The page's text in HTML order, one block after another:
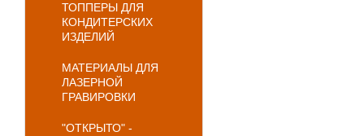
ТОППЕРЫ ДЛЯ
КОНДИТЕРСКИХ
ИЗДЕЛИЙ
МАТЕРИАЛЫ ДЛЯ
ЛАЗЕРНОЙ
ГРАВИРОВКИ
"ОТКРЫТО" -